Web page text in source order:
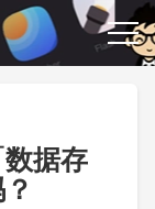
据存